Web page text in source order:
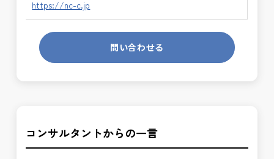
https://nc-c.jp
問い合わせる
コンサルタントからの一言